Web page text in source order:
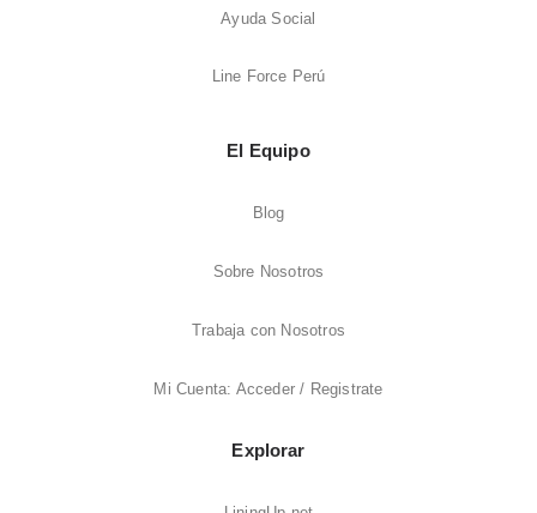
Ayuda Social
Line Force Perú
El Equipo
Blog
Sobre Nosotros
Trabaja con Nosotros
Mi Cuenta: Acceder / Registrate
Explorar